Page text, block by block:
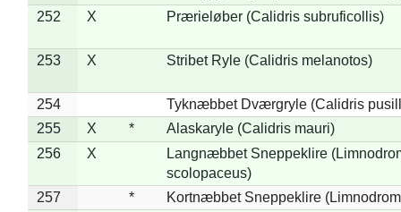
252
X Prærieløber (Calidris subruficollis)
253 X Stribet Ryle (Calidris melanotos)
254
Tyknæbbet Dværgryle (Calidris
255
X *
Alaskaryle (Calidris mauri)
256
X
Langnæbbet Sneppeklire
scolopaceus)
257
*
Kortnæbbet Sneppeklire